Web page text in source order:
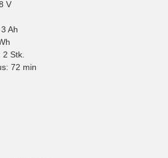
V
Ah
Stk.
72 min